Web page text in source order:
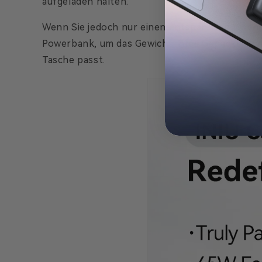
Wenn Sie jedoch nur einen entspannten
Powerbank, um das Gewicht Ihres Gepäcks zu
Tasche passt.